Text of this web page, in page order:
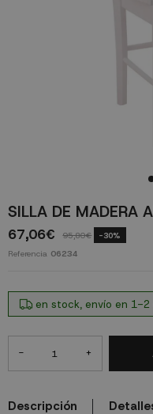
SILLA DE MADERA
67,06€ 95,80€ -30%
Referencia 06234
en stock, envío en 1-2
- +
Descripción